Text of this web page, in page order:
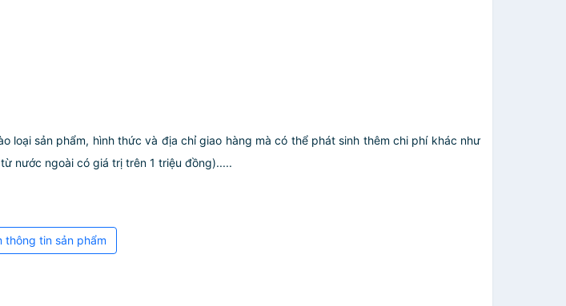
loại sản phẩm, hình thức và địa chỉ giao hàng mà có thể phát sinh thêm chi phí khác như
nước ngoài có giá trị trên 1 triệu đồng).....
thông tin sản phẩm